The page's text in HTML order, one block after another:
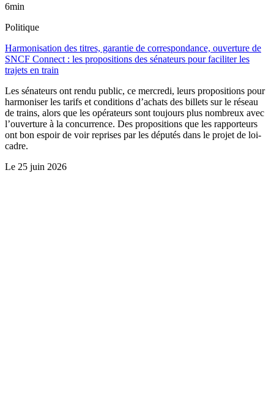
6min
Politique
Harmonisation des titres, garantie de correspondance, ouverture de
SNCF Connect : les propositions des sénateurs pour faciliter les
trajets en train
Les sénateurs ont rendu public, ce mercredi, leurs propositions pour
harmoniser les tarifs et conditions d’achats des billets sur le réseau
de trains, alors que les opérateurs sont toujours plus nombreux avec
l’ouverture à la concurrence. Des propositions que les rapporteurs
ont bon espoir de voir reprises par les députés dans le projet de loi-
cadre.
Le 25 juin 2026